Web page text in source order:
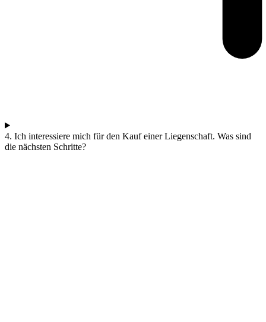
4. Ich interessiere mich für den Kauf einer Liegenschaft. Was sind
die nächsten Schritte?